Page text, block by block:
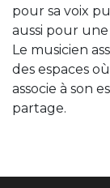
pour sa voix
aussi pour
Le musicien
des espaces
associe à son
partage.